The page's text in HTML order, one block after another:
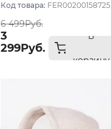
Код товара: FER00200158725
6 499Руб.
3
299Руб.
В
корзину